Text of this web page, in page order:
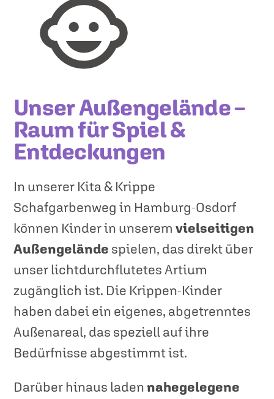
Unser Außengelände –
Raum für Spiel &
Entdeckungen
In unserer Kita & Krippe
Schafgarbenweg in Hamburg-Osdorf
können Kinder in unseremvielseitigen
Außengelände spielen, das direkt über
unser lichtdurchflutetes Artium
zugänglich ist. Die Krippen-Kinder
haben dabei ein eigenes, abgetrenntes
Außenareal, das speziell auf ihre
Bedürfnisse abgestimmt ist.
Darüber hinaus ladennahegelegene